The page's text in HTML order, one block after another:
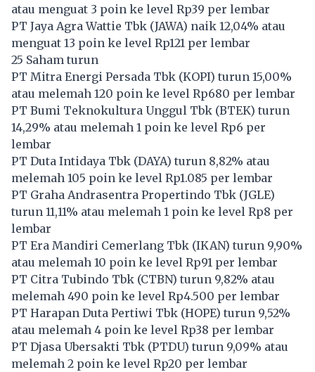
atau menguat 3 poin ke level Rp39 per lembar
PT Jaya Agra Wattie Tbk (JAWA) naik 12,04% atau
menguat 13 poin ke level Rp121 per lembar
25 Saham turun
PT Mitra Energi Persada Tbk (KOPI) turun 15,00%
atau melemah 120 poin ke level Rp680 per lembar
PT Bumi Teknokultura Unggul Tbk (BTEK) turun
14,29% atau melemah 1 poin ke level Rp6 per
lembar
PT Duta Intidaya Tbk (DAYA) turun 8,82% atau
melemah 105 poin ke level Rp1.085 per lembar
PT Graha Andrasentra Propertindo Tbk (JGLE)
turun 11,11% atau melemah 1 poin ke level Rp8 per
lembar
PT Era Mandiri Cemerlang Tbk (IKAN) turun 9,90%
atau melemah 10 poin ke level Rp91 per lembar
PT Citra Tubindo Tbk (CTBN) turun 9,82% atau
melemah 490 poin ke level Rp4.500 per lembar
PT Harapan Duta Pertiwi Tbk (HOPE) turun 9,52%
atau melemah 4 poin ke level Rp38 per lembar
PT Djasa Ubersakti Tbk (PTDU) turun 9,09% atau
melemah 2 poin ke level Rp20 per lembar